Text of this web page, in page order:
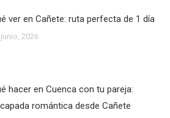
ver en Cañete: ruta perfecta de 1 día
2026
hacer en Cuenca con tu pareja:
romántica desde Cañete